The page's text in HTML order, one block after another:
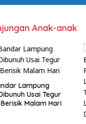
Anak-anak
Lampung
Usai Tegur
Malam Hari